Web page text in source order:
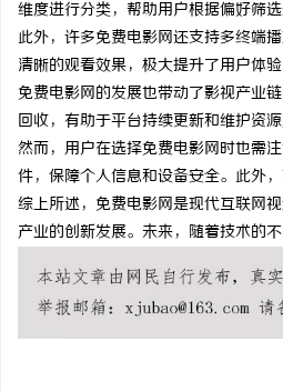
维度进行分类，帮助用户根据偏好筛
此外，许多免费电影网还支持多终端
清晰的观看效果，极大提升了用户体验
免费电影网的发展也带动了影视产业
回收，有助于平台持续更新和维护资
然而，用户在选择免费电影网时也需
件，保障个人信息和设备安全。此外
综上所述，免费电影网是现代互联网
产业的创新发展。未来，随着技术的